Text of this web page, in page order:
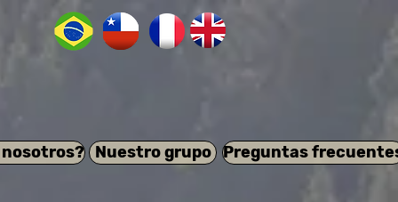
Nuestro grupo Preguntas